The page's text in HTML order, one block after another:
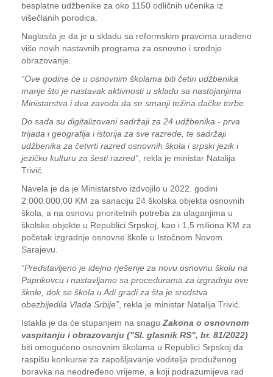
besplatne udžbenike za oko 1150 odličnih učenika iz
višečlanih porodica.
Naglasila je da je u skladu sa reformskim pravcima urađeno
više novih nastavnih programa za osnovno i srednje
obrazovanje.
“Ove godine će u osnovnim školama biti četiri udžbenika
manje što je nastavak aktivnosti u skladu sa nastojanjima
Ministarstva i dva zavoda da se smanji težina đačke torbe.
Do sada su digitalizovani sadržaji za 24 udžbenika - prva
trijada i geografija i istorija za sve razrede, te sadržaji
udžbenika za četvrti razred osnovnih škola i srpski jezik i
jezičku kulturu za šesti razred” , rekla je ministar Natalija
Trivić.
Navela je da je Ministarstvo izdvojilo u 2022. godini
2.000.000,00 KM za sanaciju 24 školska objekta osnovnih
škola, a na osnovu prioritetnih potreba za ulaganjima u
školske objekte u Republici Srpskoj, kao i 1,5 miliona KM za
početak izgradnje osnovne škole u Istočnom Novom
Sarajevu.
“Predstavljeno je idejno rješenje za novu osnovnu školu na
Paprikovcu i nastavljamo sa procedurama za izgradnju ove
škole, dok se škola u Adi gradi za šta je sredstva
obezbijedila Vlada Srbije” , rekla je ministar Natalija Trivić.
Istakla je da će stupanjem na snagu Zakona o osnovnom
vaspitanju i obrazovanju ("Sl. glasnik RS", br. 81/2022)
biti omogućeno osnovnim školama u Republici Srpskoj da
raspišu konkurse za zapošljavanje voditelja produženog
boravka na neodređeno vrijeme, a koji podrazumijeva rad